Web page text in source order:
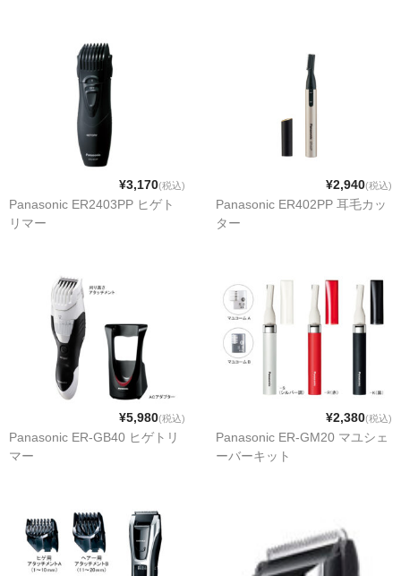
¥3,170(税込)
Panasonic ER2403PP ヒゲト
リマー
¥2,940(税込)
Panasonic ER402PP 耳毛カッ
ター
¥5,980(税込)
Panasonic ER-GB40 ヒゲトリ
マー
¥2,380(税込)
Panasonic ER-GM20 マユシェ
ーバーキット